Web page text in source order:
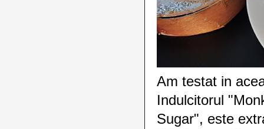
Am testat in
Indulcitorul
Sugar", este